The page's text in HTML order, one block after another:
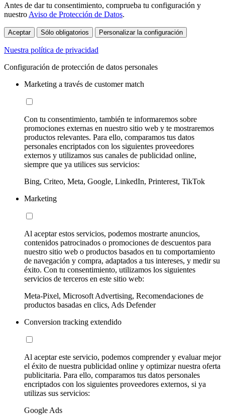
Antes de dar tu consentimiento, comprueba tu configuración y
nuestro Aviso de Protección de Datos.
Aceptar Sólo obligatorios Personalizar la configuración
Nuestra política de privacidad
Configuración de protección de datos personales
Marketing a través de customer match
Con tu consentimiento, también te informaremos sobre
promociones externas en nuestro sitio web y te mostraremos
productos relevantes. Para ello, comparamos tus datos
personales encriptados con los siguientes proveedores
externos y utilizamos sus canales de publicidad online,
siempre que ya utilices sus servicios:
Bing, Criteo, Meta, Google, LinkedIn, Printerest, TikTok
Marketing
Al aceptar estos servicios, podemos mostrarte anuncios,
contenidos patrocinados o promociones de descuentos para
nuestro sitio web o productos basados en tu comportamiento
de navegación y compra, adaptados a tus intereses, y medir su
éxito. Con tu consentimiento, utilizamos los siguientes
servicios de terceros en este sitio web:
Meta-Pixel, Microsoft Advertising, Recomendaciones de
productos basadas en clics, Ads Defender
Conversion tracking extendido
Al aceptar este servicio, podemos comprender y evaluar mejor
el éxito de nuestra publicidad online y optimizar nuestra oferta
publicitaria. Para ello, comparamos tus datos personales
encriptados con los siguientes proveedores externos, si ya
utilizas sus servicios:
Google Ads